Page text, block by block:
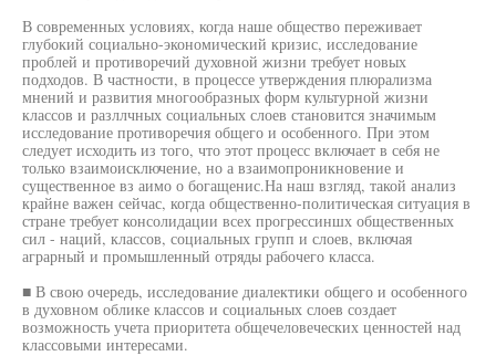
В современных условиях, когда наше общество переживает
глубокий социально-экономический кризис, исследование
проблей и противоречий духовной жизни требует новых
подходов. В частности, в процессе утверждения плюрализма
мнений и развития многообразных форм культурной жизни
классов и разллчных социальных слоев становится значимым
исследование противоречия общего и особенного. При этом
следует исходить из того, что этот процесс включает в себя не
только взаимоисключение, но а взаимопроникновение и
существенное вз аимо о богащенис.На наш взгляд, такой анализ
крайне важен сейчас, когда общественно-политическая ситуация в
стране требует консолидации всех прогрессиншх общественных
сил - наций, классов, социальных групп и слоев, включая
аграрный и промышленный отряды рабочего класса.
■ В свою очередь, исследование диалектики общего и особенного
в духовном облике классов и социальных слоев создает
возможность учета приоритета общечеловеческих ценностей над
классовыми интересами.